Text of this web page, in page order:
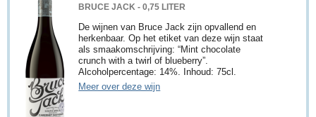
BRUCE JACK - 0,75 LITER
De wijnen van Bruce Jack zijn opvallend en
herkenbaar. Op het etiket van deze wijn staat
als smaakomschrijving: “Mint chocolate
crunch with a twirl of blueberry”.
Alcoholpercentage: 14%. Inhoud: 75cl.
Meer over deze wijn